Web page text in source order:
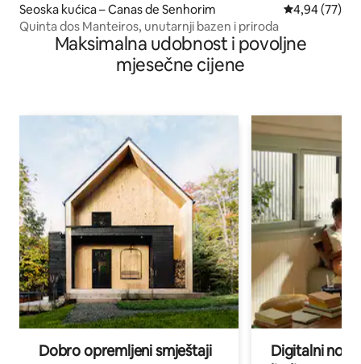
Seoska kućica – Canas de Senhorim Prosječna
4,94 (77)
Quinta dos Manteiros, unutarnji bazen i priroda
Maksimalna udobnost i povoljne
mjesečne cijene
Dobro opremljeni smještaji
Digitalni